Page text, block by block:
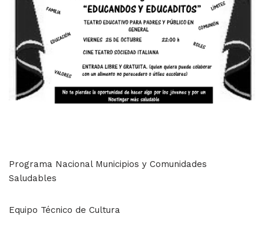
Programa Nacional Municipios y Comunidades
Saludables
Equipo Técnico de Cultura